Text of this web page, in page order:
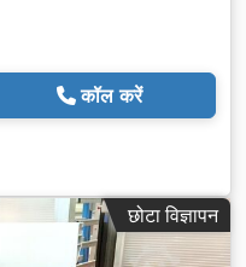
कॉल करें
छोटा विज्ञापन